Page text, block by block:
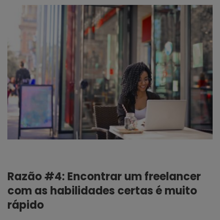
Razão #4: Encontrar um freelancer
com as habilidades certas é muito
rápido